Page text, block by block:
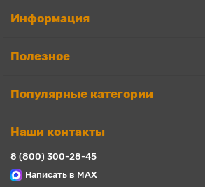
Информация
Полезное
Популярные категории
Наши контакты
8 (800) 300-28-45
Написать в MAX